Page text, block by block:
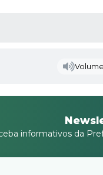
Volume
informativos da